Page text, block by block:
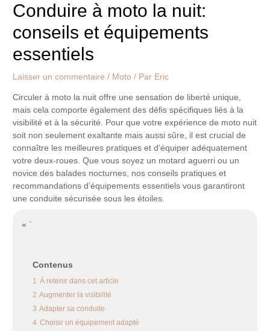
Conduire à moto la nuit:
conseils et équipements
essentiels
Laisser un commentaire / Moto / Par Eric
Circuler à moto la nuit offre une sensation de liberté unique,
mais cela comporte également des défis spécifiques liés à la
visibilité et à la sécurité. Pour que votre expérience de moto nuit
soit non seulement exaltante mais aussi sûre, il est crucial de
connaître les meilleures pratiques et d’équiper adéquatement
votre deux-roues. Que vous soyez un motard aguerri ou un
novice des balades nocturnes, nos conseils pratiques et
recommandations d’équipements essentiels vous garantiront
une conduite sécurisée sous les étoiles.
« `
Contenus
1 À retenir dans cet article
2 Augmenter la visibilité
3 Adapter sa conduite
4 Choisir un équipement adapté